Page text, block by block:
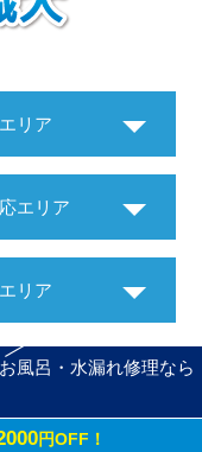
リア
エリア
リア
風呂・水漏れ修理なら
人. All Rights Reserved.
円OFF！